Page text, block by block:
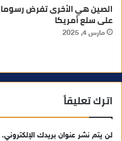
الصين هي الأخرى تفرض رسوما
على سلع أمريكا
مارس 4, 2025
اترك تعليقاً
لن يتم نشر عنوان بريدك الإلكتروني.